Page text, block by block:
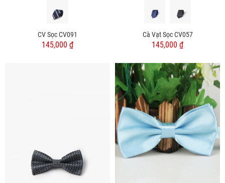
CV Sọc CV091
145,000 ₫
Cà Vạt Sọc CV057
145,000 ₫